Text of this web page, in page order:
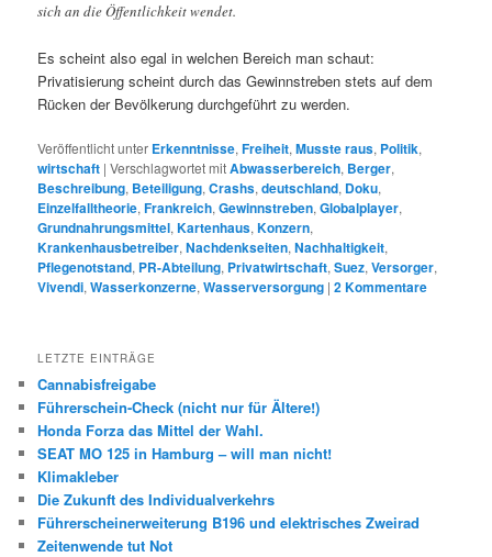
sich an die Öffentlichkeit wendet.
Es scheint also egal in welchen Bereich man schaut:
Privatisierung scheint durch das Gewinnstreben stets auf dem
Rücken der Bevölkerung durchgeführt zu werden.
Veröffentlicht unter Erkenntnisse,Freiheit,Musste raus, Politik,
wirtschaft |Verschlagwortet mitAbwasserbereich, Berger,
Beschreibung, Beteiligung,Crashs,deutschland, Doku,
Einzelfalltheorie,Frankreich,Gewinnstreben,Globalplayer,
Grundnahrungsmittel,Kartenhaus,Konzern,
Krankenhausbetreiber,Nachdenkseiten,Nachhaltigkeit,
Pflegenotstand, PR-Abteilung, Privatwirtschaft,Suez,Versorger,
Vivendi,Wasserkonzerne,Wasserversorgung |2Kommentare
LETZTE EINTRÄGE
Cannabisfreigabe
Führerschein-Check (nicht nur für Ältere!)
Honda Forza das Mittel der Wahl.
SEAT MO 125 in Hamburg – will man nicht!
Klimakleber
Die Zukunft des Individualverkehrs
Führerscheinerweiterung B196 und elektrisches Zweirad
Zeitenwende tut Not